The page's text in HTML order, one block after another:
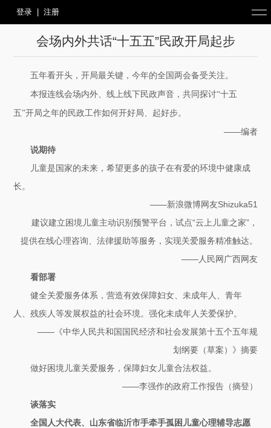
登录| 注册
会场内外共话“十五五”民政开局起步
五年看开头，开局最关键，今年的全国两会备受关注。
本报连线会场内外、线上线下民政声音，共同探讨“十五
五”开局之年的民政工作如何开好局、起好步。
——编者
说期待
儿童是国家的未来，希望更多的孩子在有爱的环境中健康成
长。
——新浪微博网友Shizuka51
建议建立困境儿童主动识别预警平台，试点“云上儿童之家”，
提供在线心理咨询、法律援助等服务，实现关爱服务精准触达。
——人民网广西网友
看部署
健全关爱服务体系，营造有效保障妇女、未成年人、青年
人、残疾人等发展权益的社会环境。强化未成年人关爱保护。
——《中华人民共和国国民经济和社会发展第十五个五年规
划纲要（草案）》摘要
做好困境儿童关爱服务，保障妇女儿童合法权益。
——李强作的政府工作报告（摘登）
谈落实
全国人大代表、山东省临沂市手牵手孤困儿童心理辅导志愿